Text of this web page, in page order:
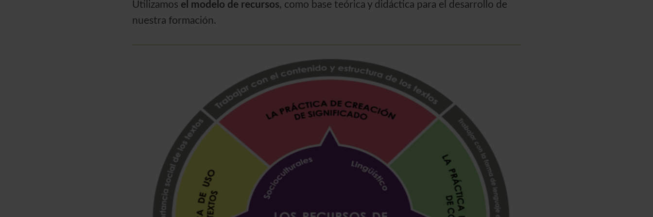
Utilizamos el modelo de recursos, como base teórica y didáctica para el desarrollo de
nuestra formación.